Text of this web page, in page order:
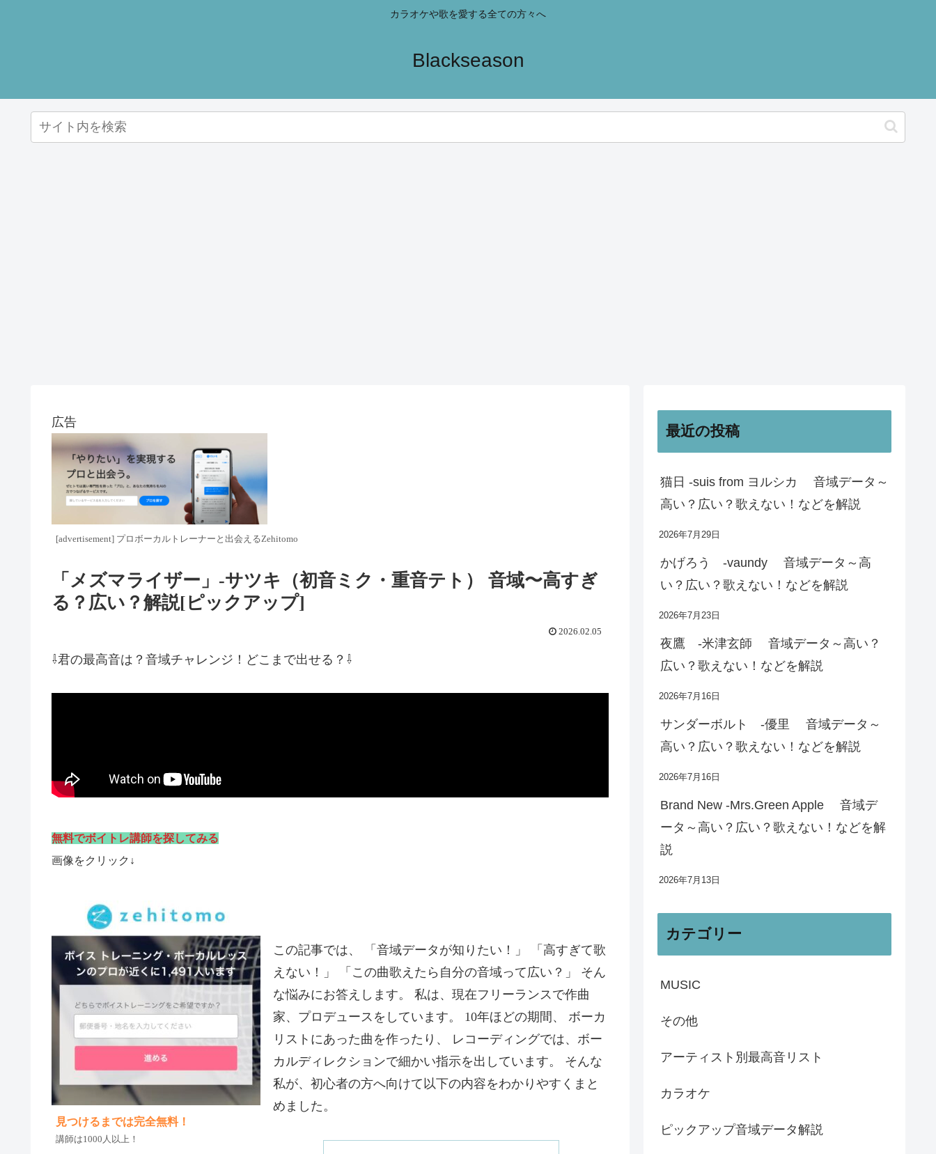
カラオケや歌を愛する全ての方々へ
Blackseason
広告
[advertisement] プロボーカルトレーナーと出会えるZehitomo
「メズマライザー」-サツキ（初音ミク・重音テト） 音域〜高すぎ
る？広い？解説[ピックアップ]
2026.02.05
⇩君の最高音は？音域チャレンジ！どこまで出せる？⇩
無料でボイトレ講師を探してみる
画像をクリック↓
見つけるまでは完全無料！
講師は1000人以上！
この記事では、 「音域データが知りたい！」 「高すぎて歌
えない！」 「この曲歌えたら自分の音域って広い？」 そん
な悩みにお答えします。 私は、現在フリーランスで作曲
家、プロデュースをしています。 10年ほどの期間、 ボーカ
リストにあった曲を作ったり、 レコーディングでは、ボー
カルディレクションで細かい指示を出しています。 そんな
私が、初心者の方へ向けて以下の内容をわかりやすくまと
めました。
最近の投稿
猫日 -suis from ヨルシカ 音域データ～
高い？広い？歌えない！などを解説
2026年7月29日
かげろう -vaundy 音域データ～高
い？広い？歌えない！などを解説
2026年7月23日
夜鷹 -米津玄師 音域データ～高い？
広い？歌えない！などを解説
2026年7月16日
サンダーボルト -優里 音域データ～
高い？広い？歌えない！などを解説
2026年7月16日
Brand New -Mrs.Green Apple 音域デ
ータ～高い？広い？歌えない！などを解
説
2026年7月13日
カテゴリー
MUSIC
その他
アーティスト別最高音リスト
カラオケ
ピックアップ音域データ解説